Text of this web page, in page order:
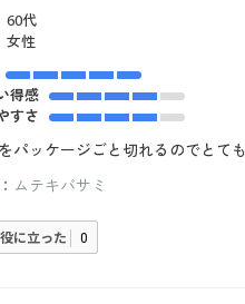
60代
女性
得感
すさ
パッケージごと切れるのでとて
ムテキバサミ
役に立った 0